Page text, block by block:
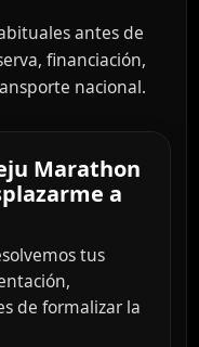
antes de
financiación,
nacional.
Marathon
a
tus
de formalizar la